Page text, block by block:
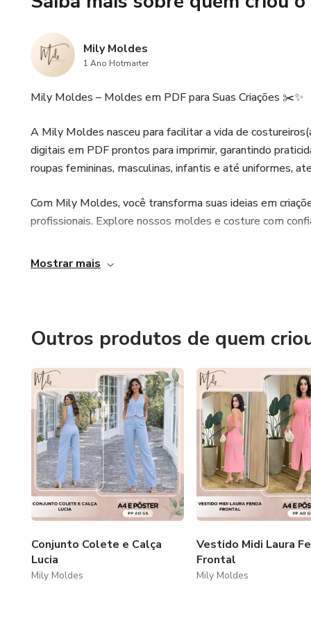
Mily Moldes
1 Ano Hotmarter
Mily Moldes – Moldes em PDF para Suas Criações ✂️✨
A Mily Moldes nasceu para facilitar a vida de
digitais em PDF prontos para imprimir, garantindo
roupas femininas, masculinas, infantis e até uniformes,
Com Mily Moldes, você transforma suas ideias em
profissionais. Explore nossos moldes e costure com
Mostrar mais
Outros produtos de quem
Conjunto Colete e Calça
Lucia
Mily Moldes
Vestido Midi Laura
Frontal
Mily Moldes